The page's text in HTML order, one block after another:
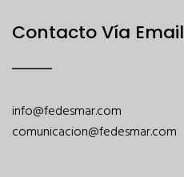
Contacto Vía Email
info@fedesmar.com
comunicacion@fedesmar.com